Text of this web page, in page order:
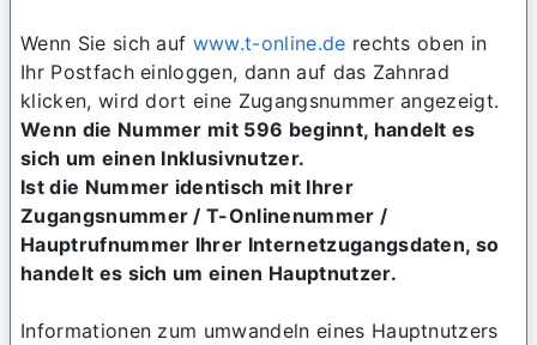
Wenn Sie sich auf www.t-online.de rechts oben in
Ihr Postfach einloggen, dann auf das Zahnrad
klicken, wird dort eine Zugangsnummer angezeigt.
Wenn die Nummer mit 596 beginnt, handelt es
sich um einen Inklusivnutzer.
Ist die Nummer identisch mit Ihrer
Zugangsnummer / T-Onlinenummer /
Hauptrufnummer Ihrer Internetzugangsdaten, so
handelt es sich um einen Hauptnutzer.
Informationen zum umwandeln eines Hauptnutzers